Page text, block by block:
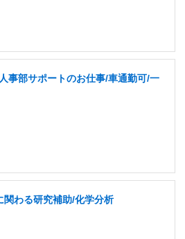
事部サポートのお仕事/車通勤可/一
関わる研究補助/化学分析